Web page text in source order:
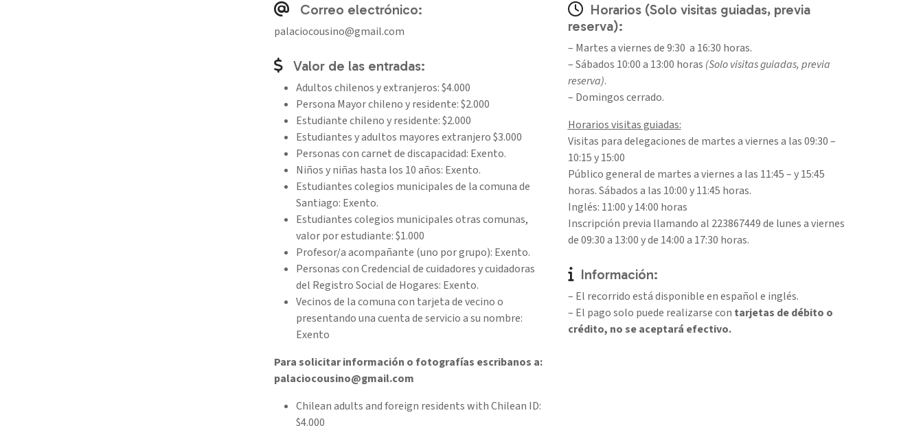
Correo electrónico:
palaciocousino@gmail.com
Valor de las entradas:
Adultos chilenos y extranjeros: $4.000
Persona Mayor chileno y residente: $2.000
Estudiante chileno y residente: $2.000
Estudiantes y adultos mayores extranjero $3.000
Personas con carnet de discapacidad: Exento.
Niños y niñas hasta los 10 años: Exento.
Estudiantes colegios municipales de la comuna de
Santiago: Exento.
Estudiantes colegios municipales otras comunas,
valor por estudiante: $1.000
Profesor/a acompañante (uno por grupo): Exento.
Personas con Credencial de cuidadores y cuidadoras
del Registro Social de Hogares: Exento.
Vecinos de la comuna con tarjeta de vecino o
presentando una cuenta de servicio a su nombre:
Exento
Para solicitar información o fotografías escribanos a:
palaciocousino@gmail.com
Chilean adults and foreign residents with Chilean ID:
$4.000
Horarios (Solo visitas guiadas, previa
reserva):
– Martes a viernes de 9:30 a 16:30 horas.
– Sábados 10:00 a 13:00 horas (Solo visitas guiadas, previa
reserva).
– Domingos cerrado.
Horarios visitas guiadas:
Visitas para delegaciones de martes a viernes a las 09:30 –
10:15 y 15:00
Público general de martes a viernes a las 11:45 – y 15:45
horas. Sábados a las 10:00 y 11:45 horas.
Inglés: 11:00 y 14:00 horas
Inscripción previa llamando al 223867449 de lunes a viernes
de 09:30 a 13:00 y de 14:00 a 17:30 horas.
Información:
– El recorrido está disponible en español e inglés.
– El pago solo puede realizarse con tarjetas de débito o
crédito, no se aceptará efectivo.